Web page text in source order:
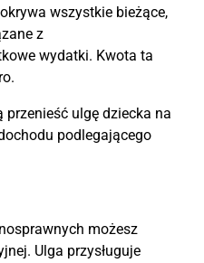
wszystkie bieżące,
z
wydatki. Kwota ta
przenieść ulgę dziecka na
podlegającego
możesz
Ulga przysługuje